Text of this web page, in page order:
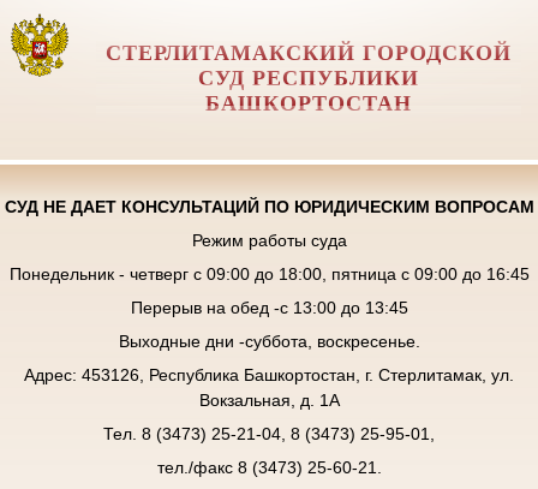
СТЕРЛИТАМАКСКИЙ ГОРОДСКОЙ
СУД РЕСПУБЛИКИ
БАШКОРТОСТАН
СУД НЕ ДАЕТ КОНСУЛЬТАЦИЙ ПО ЮРИДИЧЕСКИМ ВОПРОСАМ
Режим работы суда
Понедельник - четверг с 09:00 до 18:00, пятница с 09:00 до 16:45
Перерыв на обед -с 13:00 до 13:45
Выходные дни -суббота, воскресенье.
Адрес: 453126, Республика Башкортостан, г. Стерлитамак, ул.
Вокзальная, д. 1А
Тел. 8 (3473) 25-21-04, 8 (3473) 25-95-01,
тел./факс 8 (3473) 25-60-21.